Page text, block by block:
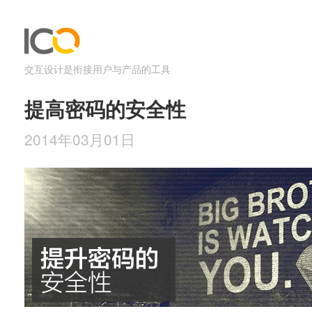
交互设计是衔接用户与产品的工具
提高密码的安全性
2014年03月01日